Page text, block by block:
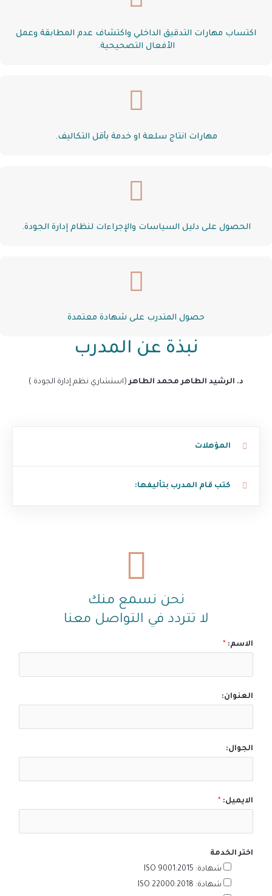
اكتساب مهارات التدقيق الداخلي واكتشاف عدم المطابقة وعمل
الأفعال التصحيحية.
مهارات انتاج سلعة او خدمة بأقل التكاليف.
الحصول على دليل السياسات والإجراءات لنظام إدارة الجودة.
حصول المتدرب على شهادة معتمدة
نبذة عن المدرب
د. الرشيد الطاهر محمد الطاهر (استشاري نظم إدارة الجودة )
المؤهلات
كتب قام المدرب بتأليفها:
نحن نسمع منك
لا تتردد في التواصل معنا
الاسم: *
العنوان:
الجوال:
الايميل: *
اختر الخدمة
شهادة: ISO 9001:2015
شهادة: ISO 22000:2018